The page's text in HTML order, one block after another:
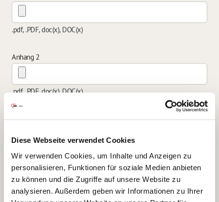
Diese Webseite verwendet Cookies
Wir verwenden Cookies, um Inhalte und Anzeigen zu
personalisieren, Funktionen für soziale Medien anbieten
zu können und die Zugriffe auf unsere Website zu
analysieren. Außerdem geben wir Informationen zu Ihrer
.pdf, .PDF, doc(x), DOC(x)
Anhang 2
.pdf, .PDF, doc(x), DOC(x)
Anhang 3
.pdf, .PDF, doc(x), DOC(x)
Anhang 4